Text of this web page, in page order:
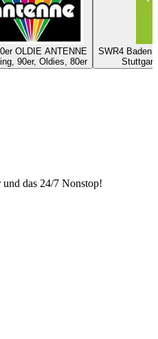
OLDIE ANTENNE
90er, Oldies, 80er
SWR4 Baden-
das 24/7 Nonstop!